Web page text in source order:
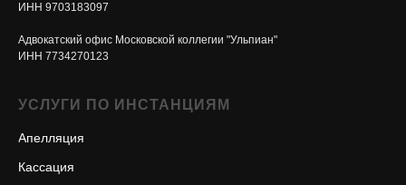
ИНН 9703183097
Адвокатский офис Московской коллегии "Ульпиан"
ИНН 7734270123
УСЛУГИ ПО ИНСТАНЦИЯМ
Апелляция
Кассация